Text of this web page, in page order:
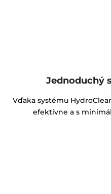
Jednoduchý
Vďaka systému
efektívne a s